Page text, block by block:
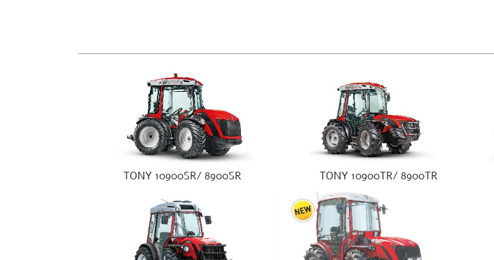
TONY 10900TR/ 8900TR
TONY 10900SR/ 8900SR